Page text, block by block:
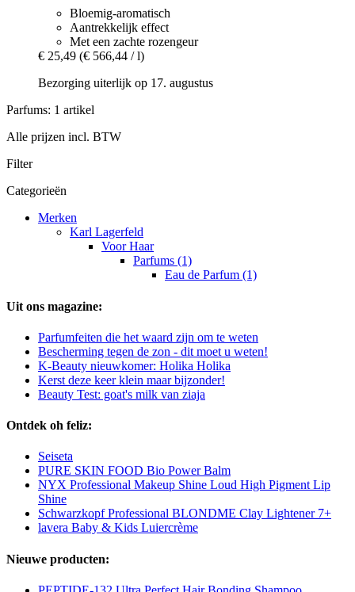
Bloemig-aromatisch
Aantrekkelijk effect
Met een zachte rozengeur
€ 25,49 (€ 566,44 / l)
Bezorging uiterlijk op 17. augustus
Parfums: 1 artikel
Alle prijzen incl. BTW
Filter
Categorieën
Merken
Karl Lagerfeld
Voor Haar
Parfums (1)
Eau de Parfum (1)
Uit ons magazine:
Parfumfeiten die het waard zijn om te weten
Bescherming tegen de zon - dit moet u weten!
K-Beauty nieuwkomer: Holika Holika
Kerst deze keer klein maar bijzonder!
Beauty Test: goat's milk van ziaja
Ontdek oh feliz:
Seiseta
PURE SKIN FOOD Bio Power Balm
NYX Professional Makeup Shine Loud High Pigment Lip
Shine
Schwarzkopf Professional BLONDME Clay Lightener 7+
lavera Baby & Kids Luiercrème
Nieuwe producten: